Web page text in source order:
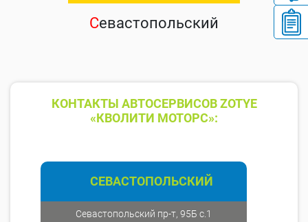
Севастопольский
КОНТАКТЫ АВТОСЕРВИСОВ ZOTYE
«КВОЛИТИ МОТОРС»:
СЕВАСТОПОЛЬСКИЙ
Севастопольский пр-т, 95Б с.1